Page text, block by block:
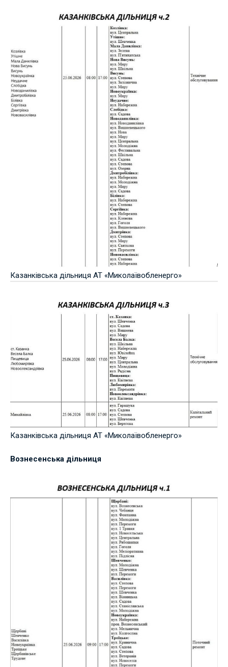
Казанківська дільниця АТ «Миколаївобленерго»
Казанківська дільниця АТ «Миколаївобленерго»
Вознесенська дільниця